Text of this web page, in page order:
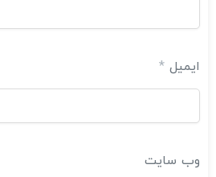
ایمیل *
وب‌ سایت